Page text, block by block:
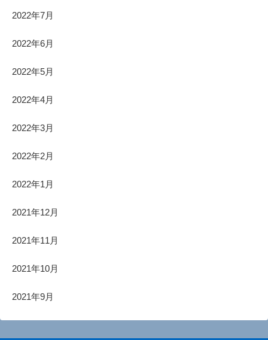
2022年7月
2022年6月
2022年5月
2022年4月
2022年3月
2022年2月
2022年1月
2021年12月
2021年11月
2021年10月
2021年9月